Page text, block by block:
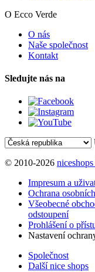
O Ecco Verde
O nás
Naše společnost
Kontakt
Sledujte nás na
© 2010-2026
Impresum a
Ochrana
Všeobecné
odstoupení
Prohlášení o
Nastavení
Společnost
Další nice shops